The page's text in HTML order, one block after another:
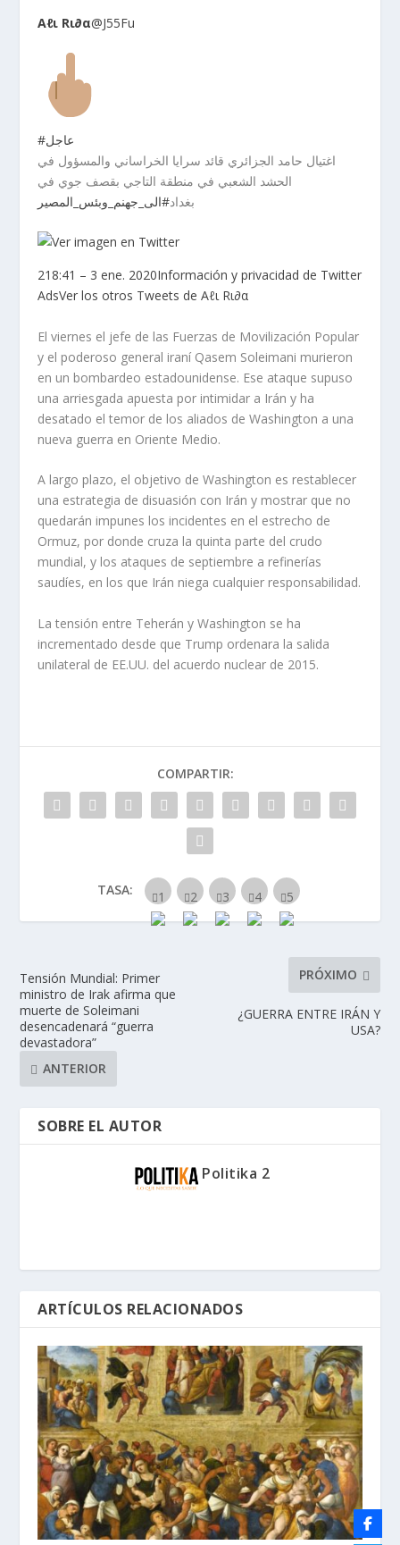
Aℓι Rι∂α@J55Fu
#عاجل
اغتيال حامد الجزائري قائد سرايا الخراساني والمسؤول في
الحشد الشعبي في منطقة التاجي بقصف جوي في
بغداد#الى_جهنم_وبئس_المصير
218:41 – 3 ene. 2020Información y privacidad de Twitter
AdsVer los otros Tweets de Aℓι Rι∂α
El viernes el jefe de las Fuerzas de Movilización Popular
y el poderoso general iraní Qasem Soleimani murieron
en un bombardeo estadounidense. Ese ataque supuso
una arriesgada apuesta por intimidar a Irán y ha
desatado el temor de los aliados de Washington a una
nueva guerra en Oriente Medio.
A largo plazo, el objetivo de Washington es restablecer
una estrategia de disuasión con Irán y mostrar que no
quedarán impunes los incidentes en el estrecho de
Ormuz, por donde cruza la quinta parte del crudo
mundial, y los ataques de septiembre a refinerías
saudíes, en los que Irán niega cualquier responsabilidad.
La tensión entre Teherán y Washington se ha
incrementado desde que Trump ordenara la salida
unilateral de EE.UU. del acuerdo nuclear de 2015.
COMPARTIR:
TASA:
Tensión Mundial: Primer
ministro de Irak afirma que
muerte de Soleimani
desencadenará “guerra
devastadora”
ANTERIOR
PRÓXIMO
¿GUERRA ENTRE IRÁN Y
USA?
SOBRE EL AUTOR
Politika 2
ARTÍCULOS RELACIONADOS